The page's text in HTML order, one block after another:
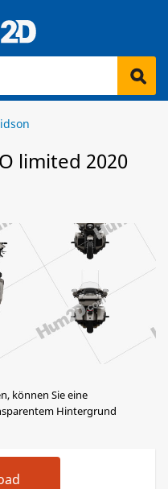
limited 2020
können Sie eine
Hintergrund